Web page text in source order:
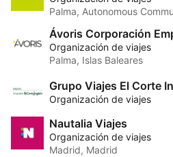
Palma, Autonomous
Ávoris Corporación
Organización de viajes
Palma, Islas Baleares
Grupo Viajes El Corte
Organización de viajes
Nautalia Viajes
Organización de viajes
Madrid, Madrid